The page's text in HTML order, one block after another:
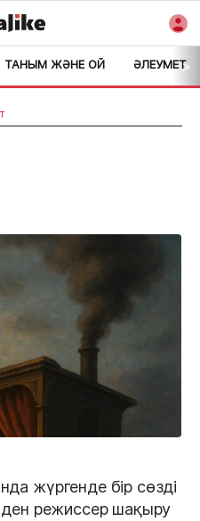
ТАНЫМ ЖӘНЕ ОЙ ӘЛЕУМЕТ>
жүргенде бір сөзді
режиссер шақыру